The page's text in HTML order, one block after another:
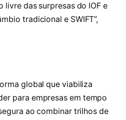
livre das surpresas do IOF e
tradicional e SWIFT”,
global que viabiliza
para empresas em tempo
ao combinar trilhos de